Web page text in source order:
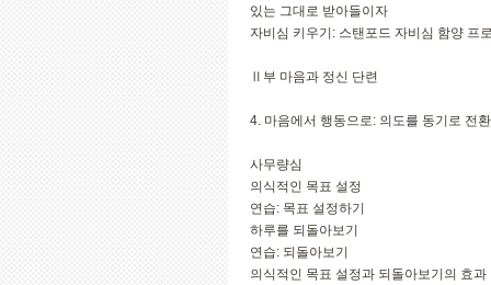
있는 그대로 받아들이자
자비심 키우기: 스탠포드 자비심 함양 프
Ⅱ부 마음과 정신 단련
4. 마음에서 행동으로: 의도를 동기로 전환
사무량심
의식적인 목표 설정
연습: 목표 설정하기
하루를 되돌아보기
연습: 되돌아보기
의식적인 목표 설정과 되돌아보기의 효과